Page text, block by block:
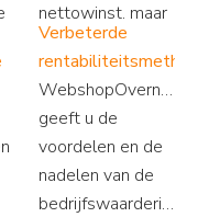
nettowinst, maar
ook de
optimalisatie van
de operatie. Lees
de stappen hier.
Verbeterde
rentabiliteitsmethode
WebshopOvername.nl
geeft u de
voordelen en de
nadelen van de
bedrijfswaardering